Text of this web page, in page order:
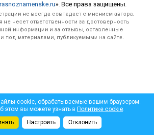
». Все права защищены.
не всегда совпадает с мнением автора.
не несет ответственности за достоверность
информации и за отзывы, оставленные
под материалами, публикуемыми на сайте.
cookie, обрабатываемые вашим браузером.
этом вы можете узнать в Политике cookie.
Настроить Отклонить